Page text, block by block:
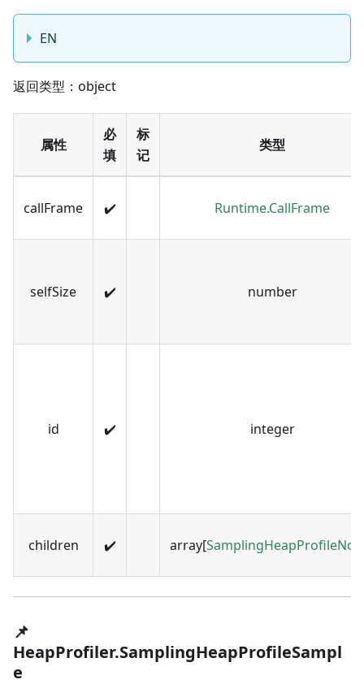
EN
返回类型：object
属性
必
填
标
记
类型
callFrame ✔️ Runtime.CallFrame
selfSize ✔️ number
id ✔️ integer
children ✔️ array[
📌
HeapProfiler.SamplingHeapProfileSampl
e